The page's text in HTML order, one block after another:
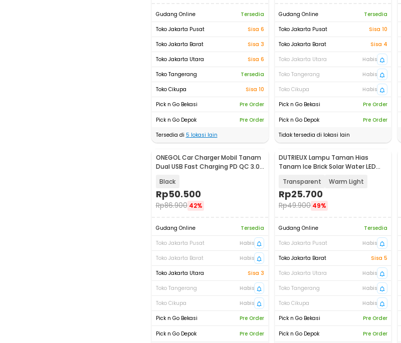
Gudang Online
Tersedia
Toko Jakarta Pusat
Sisa 6
Toko Jakarta Barat
Sisa 3
Toko Jakarta Utara
Sisa 6
Toko Tangerang
Tersedia
Toko Cikupa
Sisa 10
Pick n Go Bekasi
Pre Order
Pick n Go Depok
Pre Order
Tersedia di 5 lokasi lain
Gudang Online
Tersedia
Toko Jakarta Pusat
Sisa 10
Toko Jakarta Barat
Sisa 4
Toko Jakarta Utara
Habis
Toko Tangerang
Habis
Toko Cikupa
Habis
Pick n Go Bekasi
Pre Order
Pick n Go Depok
Pre Order
Tidak tersedia di lokasi lain
ONEGOL Car Charger Mobil Tanam
Dual USB Fast Charging PD QC 3.0
Black
Rp50.500
Rp86.900 42%
Gudang Online
Tersedia
Toko Jakarta Pusat
Habis
Toko Jakarta Barat
Habis
Toko Jakarta Utara
Sisa 3
Toko Tangerang
Habis
Toko Cikupa
Habis
Pick n Go Bekasi
Pre Order
Pick n Go Depok Pre Order
DUTRIEUX Lampu Taman Hias
Tanam Ice Brick Solar Water LED
Transparent Warm Light
Rp25.700
Rp49.900 49%
Gudang Online
Tersedia
Toko Jakarta Pusat
Habis
Toko Jakarta Barat
Sisa 5
Toko Jakarta Utara
Habis
Toko Tangerang
Habis
Toko Cikupa
Habis
Pick n Go Bekasi
Pre Order
Pick n Go Depok Pre Order